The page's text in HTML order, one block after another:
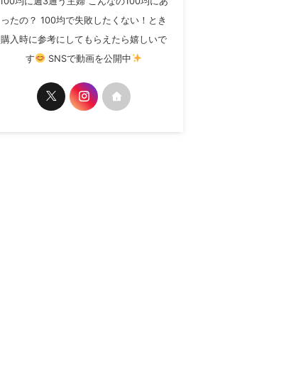
ったの？ 100均で失敗したくない！とき
購入時に参考にしてもらえたら嬉しいで
す
SNSで動画を公開中